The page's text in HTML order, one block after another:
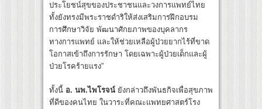
ประโยชน์สุขของประชาชนและวงการแพทย์ไทย
ทั้งยังทรงมีพระราชดำริให้ส่งเสริมการฝึกอบรม
การศึกษาวิจัย พัฒนาศักยภาพของบุคลากร
ทางการแพทย์ และให้ช่วยเหลือผู้ป่วยยากไร้ที่ขาด
โอกาสเข้าถึงการรักษา โดยเฉพาะผู้ป่วยเด็กและผู้
ป่วยโรคร้ายแรง”
ทั้งนี้ อ. นพ.ไพโรจน์ ยังกล่าวถึงพันธกิจเพื่อสุขภาพ
ที่ดีของคนไทย ในวาระที่คณะแพทยศาสตร์โรง